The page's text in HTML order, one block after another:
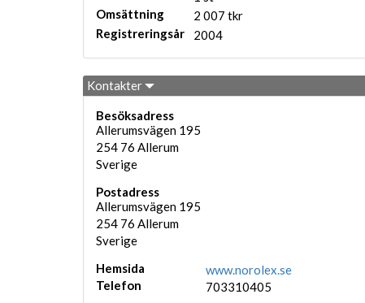
Omsättning
2 007 tkr
Registreringsår
2004
Kontakter
Besöksadress
Allerumsvägen 195
254 76 Allerum
Sverige
Postadress
Allerumsvägen 195
254 76 Allerum
Sverige
Hemsida
www.norolex.se
Telefon
703310405